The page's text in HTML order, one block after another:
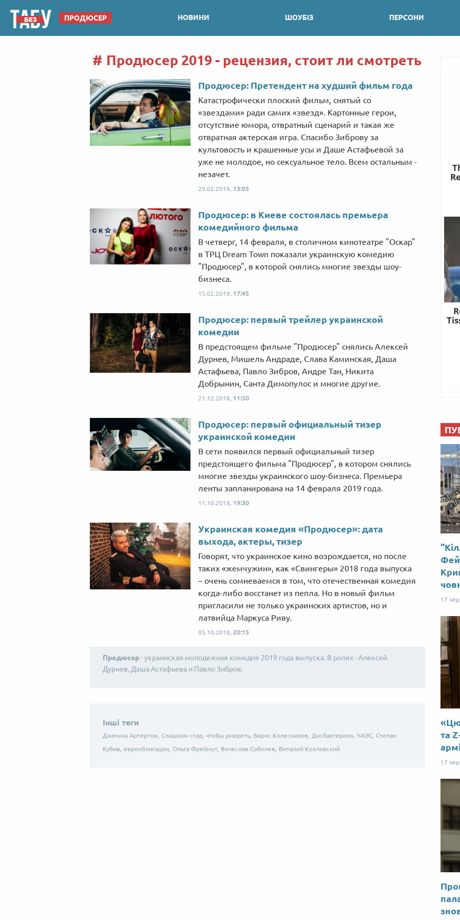
ПРОДЮСЕР НОВИНИ ШОУБІЗ ПЕРСОНИ
Продюсер 2019 - рецензия, стоит ли смотреть
Продюсер: Претендент на худший фильм года
Катастрофически плоский фильм, снятый со
«звездами» ради самих «звезд». Картонные герои,
отсутствие юмора, отвратный сценарий и такая же
отвратная актерская игра. Спасибо Зиброву за
культовость и крашенные усы и Даше Астафьевой за
уже не молодое, но сексуальное тело. Всем остальным -
незачет.
20.02.2019, 13:05
Продюсер: в Киеве состоялась премьера
комедийного фильма
В четверг, 14 февраля, в столичном кинотеатре "Оскар"
в ТРЦ Dream Town показали украинскую комедию
"Продюсер", в которой снялись многие звезды шоу-
бизнеса.
15.02.2019, 17:45
Продюсер: первый трейлер украинской
комедии
В предстоящем фильме "Продюсер" снялись Алексей
Дурнев, Мишель Андраде, Слава Каминская, Даша
Астафьева, Павло Зибров, Андре Тан, Никита
Добрынин, Санта Димопулос и многие другие.
21.12.2018, 11:50
Продюсер: первый официальный тизер
украинской комедии
В сети появился первый официальный тизер
предстоящего фильма "Продюсер", в котором снялись
многие звезды украинского шоу-бизнеса. Премьера
ленты запланирована на 14 февраля 2019 года.
11.10.2018, 19:30
Украинская комедия «Продюсер»: дата
выхода, актеры, тизер
Говорят, что украинское кино возрождается, но после
таких «жемчужин», как «Свингеры» 2018 года выпуска
– очень сомневаемся в том, что отечественная комедия
когда-либо восстанет из пепла. Но в новый фильм
пригласили не только украинских артистов, но и
латвийца Маркуса Риву.
05.10.2018, 20:15
Продюсер- украинская молодежная комедия 2019 года выпуска. В ролях - Алексей
Дурнев, Даша Астафьева и Павло Зибров.
Інші теги
Джемма Артертон, Слишком стар, чтобы умереть, Борис Колесников, Дисбактериоз, ЧАЭС, Степан
Кубив, еврооблигации, Ольга Фреймут, Вячеслав Соболев, Виталий Козловский
17
«Цю
та
17